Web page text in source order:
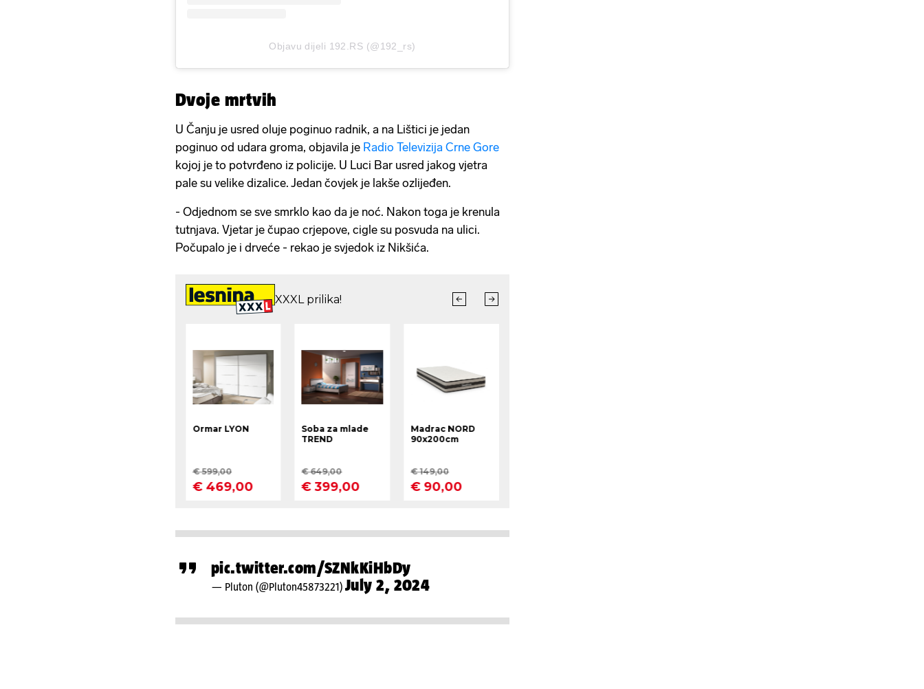
Objavu dijeli 192.RS (@192_rs)
Dvoje mrtvih
U Čanju je usred oluje poginuo radnik, a na Lištici je jedan
poginuo od udara groma, objavila je Radio Televizija Crne Gore
kojoj je to potvrđeno iz policije. U Luci Bar usred jakog vjetra
pale su velike dizalice. Jedan čovjek je lakše ozlijeđen.
- Odjednom se sve smrklo kao da je noć. Nakon toga je krenula
tutnjava. Vjetar je čupao crjepove, cigle su posvuda na ulici.
Počupalo je i drveće - rekao je svjedok iz Nikšića.
pic.twitter.com/SZNkKiHbDy
— Pluton (@Pluton45873221) July 2, 2024